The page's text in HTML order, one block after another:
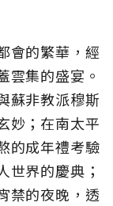
會的繁華，經
雲集的盛宴。
蘇非教派穆斯
妙；在南太平
的成年禮考驗
世界的慶典；
禁的夜晚，透